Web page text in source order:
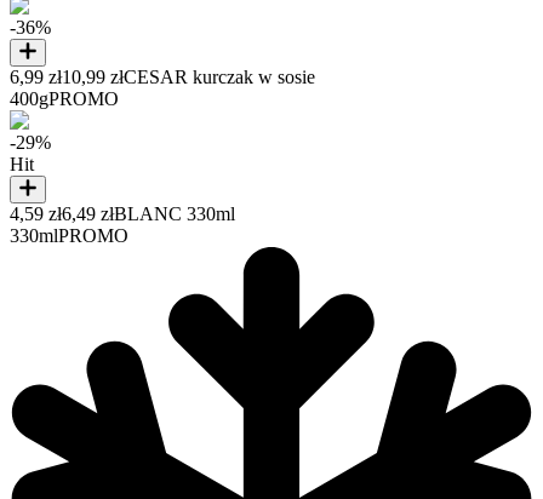
-36%
6,99 zł10,99 złCESAR kurczak w sosie
400gPROMO
-29%
Hit
4,59 zł6,49 złBLANC 330ml
330mlPROMO